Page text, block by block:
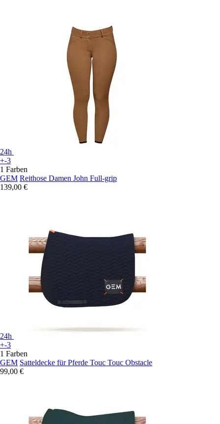
24h
+-3
1 Farben
GEM Reithose Damen John Full-grip
139,00 €
24h
+-3
1 Farben
GEM Satteldecke für Pferde Touc Touc Obstacle
99,00 €